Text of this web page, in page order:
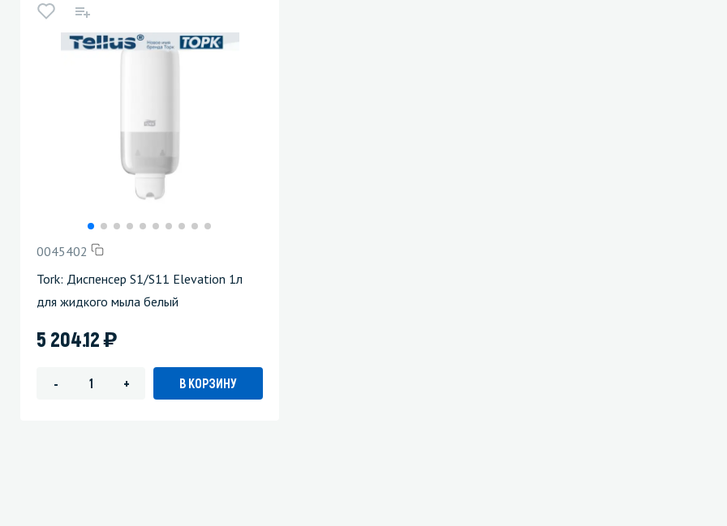
0045402
Tork: Диспенсер S1/S11 Elevation 1л
для жидкого мыла белый
5 204.12)
- + В КОРЗИНУ